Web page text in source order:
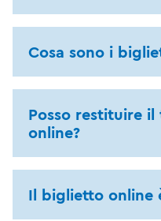
Cosa sono i
Posso restituire
online?
Il biglietto online